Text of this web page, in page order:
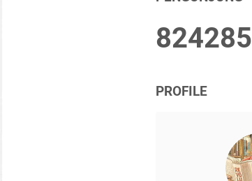
824285
PROFILE